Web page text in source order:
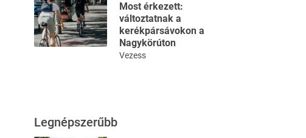
Most érkezett:
változtatnak a
kerékpársávokon a
Nagykörúton
Vezess
Legnépszerűbb